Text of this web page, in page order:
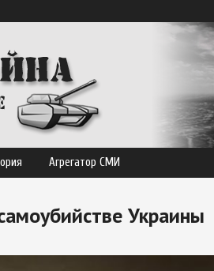
Агрегатор СМИ
Украины